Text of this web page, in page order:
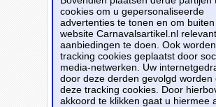
Bestellen
Kleding
Kostuums
Kleuren
Roze
Bekijk alle carnavalsartikelen
cookies om u gepersonaliseerde
advertenties te tonen en om
website Carnavalsartikel.nl
aanbiedingen te doen. Ook
tracking cookies geplaatst door
media-netwerken. Uw
door deze derden gevolgd worden
deze tracking cookies. Door
akkoord te klikken gaat u hiermee